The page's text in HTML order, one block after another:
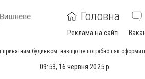
Головна
Реклама на сайті
приватним будинком: навіщо це потрібно і як
09:53, 16 червня 2025 р.